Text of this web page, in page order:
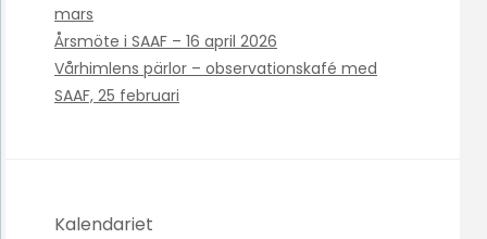
mars
Årsmöte i SAAF – 16 april 2026
Vårhimlens pärlor – observationskafé med
SAAF, 25 februari
Kalendariet